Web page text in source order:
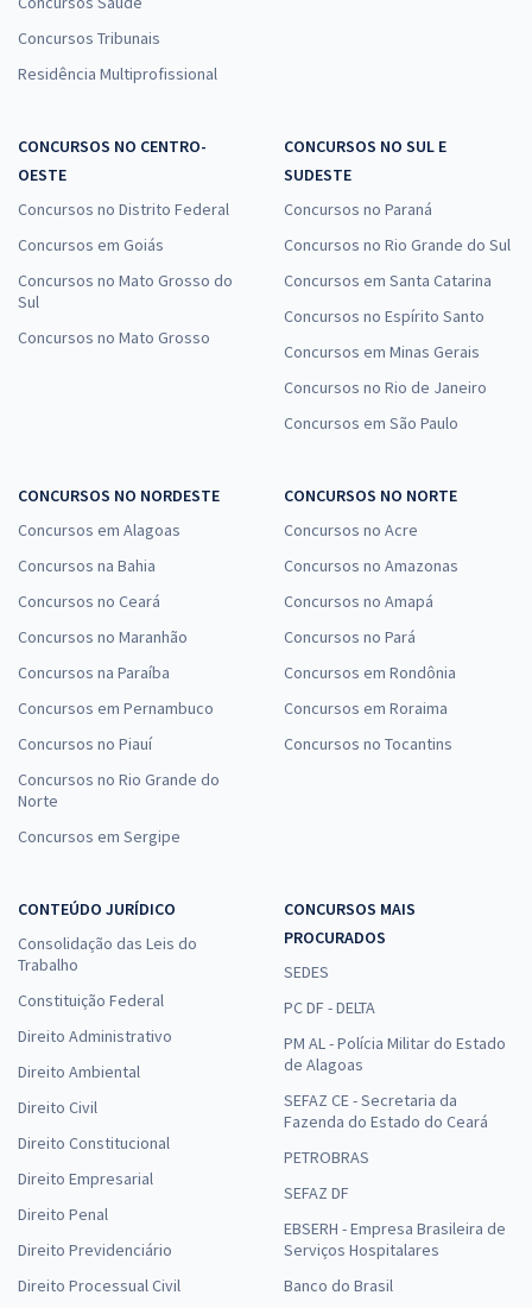
Concursos Tribunais
Residência Multiprofissional
CONCURSOS NO CENTRO-
OESTE
Concursos no Distrito Federal
Concursos em Goiás
Concursos no Mato Grosso do
Sul
Concursos no Mato Grosso
CONCURSOS NO SUL E
SUDESTE
Concursos no Paraná
Concursos no Rio Grande do Sul
Concursos em Santa Catarina
Concursos no Espírito Santo
Concursos em Minas Gerais
Concursos no Rio de Janeiro
Concursos em São Paulo
CONCURSOS NO NORDESTE
Concursos em Alagoas
Concursos na Bahia
Concursos no Ceará
Concursos no Maranhão
Concursos na Paraíba
Concursos em Pernambuco
Concursos no Piauí
Concursos no Rio Grande do
Norte
Concursos em Sergipe
CONCURSOS NO NORTE
Concursos no Acre
Concursos no Amazonas
Concursos no Amapá
Concursos no Pará
Concursos em Rondônia
Concursos em Roraima
Concursos no Tocantins
CONTEÚDO JURÍDICO
Consolidação das Leis do
Trabalho
Constituição Federal
Direito Administrativo
Direito Ambiental
Direito Civil
Direito Constitucional
Direito Empresarial
Direito Penal
Direito Previdenciário
Direito Processual Civil
CONCURSOS MAIS
PROCURADOS
SEDES
PC DF - DELTA
PM AL - Polícia Militar do Estado
de Alagoas
SEFAZ CE - Secretaria da
Fazenda do Estado do Ceará
PETROBRAS
SEFAZ DF
EBSERH - Empresa Brasileira de
Serviços Hospitalares
Banco do Brasil